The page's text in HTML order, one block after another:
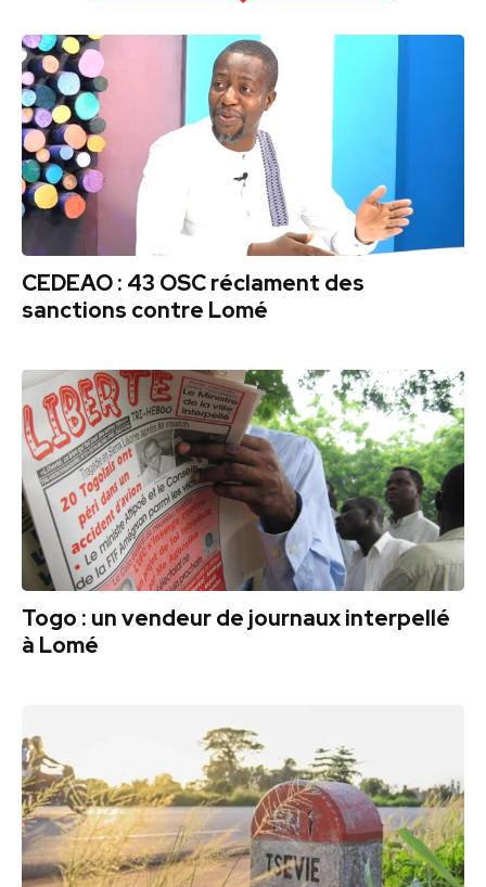
CEDEAO : 43 OSC réclament des
sanctions contre Lomé
Togo : un vendeur de journaux interpellé
à Lomé